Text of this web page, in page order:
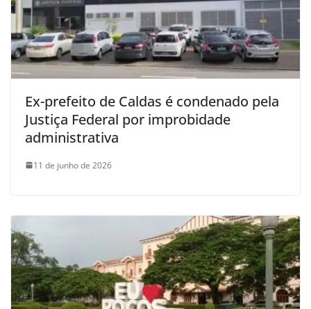
Ex-prefeito de Caldas é condenado pela
Justiça Federal por improbidade
administrativa
11 de junho de 2026